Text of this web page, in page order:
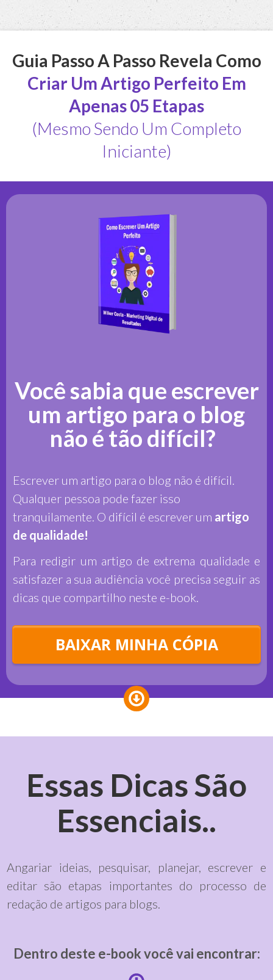
Guia Passo A Passo Revela Como
Criar Um Artigo Perfeito Em
Apenas 05 Etapas
(Mesmo Sendo Um Completo
Iniciante)
Você sabia que escrever
um artigo para o blog
não é tão difícil?
Escrever um artigo para o blog não é difícil.
Qualquer pessoa pode fazer isso
tranquilamente. O difícil é escrever um artigo
de qualidade!
​Para redigir um artigo de extrema qualidade e
satisfazer a sua audiência você precisa seguir as
dicas que compartilho neste e-book.
BAIXAR MINHA CÓPIA
Essas Dicas São
Essenciais..
Angariar ideias, pesquisar, planejar, escrever e
editar são etapas importantes do processo de
redação de artigos para blogs.
Dentro deste e-book você vai encontrar: